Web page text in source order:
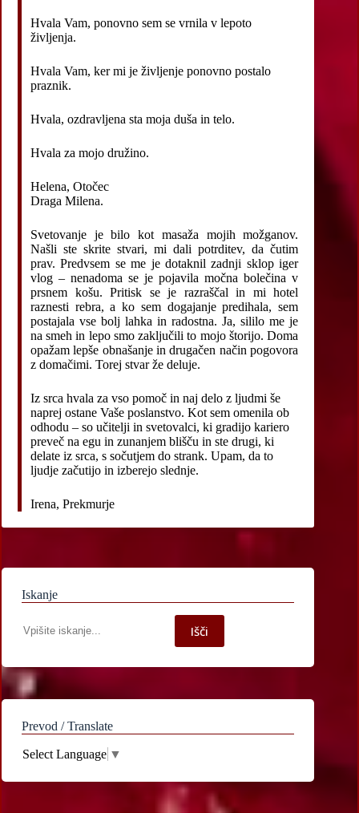
Hvala Vam, ponovno sem se vrnila v lepoto
življenja.
Hvala Vam, ker mi je življenje ponovno postalo
praznik.
Hvala, ozdravljena sta moja duša in telo.
Hvala za mojo družino.
Helena, Otočec
Draga Milena.
Svetovanje je bilo kot masaža mojih možganov.
Našli ste skrite stvari, mi dali potrditev, da čutim
prav. Predvsem se me je dotaknil zadnji sklop iger
vlog – nenadoma se je pojavila močna bolečina v
prsnem košu. Pritisk se je razraščal in mi hotel
raznesti rebra, a ko sem dogajanje predihala, sem
postajala vse bolj lahka in radostna. Ja, sililo me je
na smeh in lepo smo zaključili to mojo štorijo. Doma
opažam lepše obnašanje in drugačen način pogovora
z domačimi. Torej stvar že deluje.
Iz srca hvala za vso pomoč in naj delo z ljudmi še
naprej ostane Vaše poslanstvo. Kot sem omenila ob
odhodu – so učitelji in svetovalci, ki gradijo kariero
preveč na egu in zunanjem blišču in ste drugi, ki
delate iz srca, s sočutjem do strank. Upam, da to
ljudje začutijo in izberejo slednje.
Irena, Prekmurje
Iskanje
po
Išči
Prevod / Translate
Select Language ▼